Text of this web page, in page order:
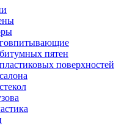
пятен
поверхностей